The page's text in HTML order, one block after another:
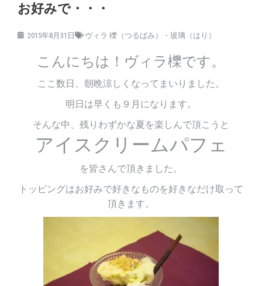
お好みで・・・
2015年8月31日 ヴィラ 櫟（つるばみ）・玻璃（はり）
こんにちは！ヴィラ櫟です。
ここ数日、朝晩涼しくなってまいりました。
明日は早くも９月になります。
そんな中、残りわずかな夏を楽しんで頂こうと
アイスクリームパフェ
を皆さんで頂きました。
トッピングはお好みで好きなものを好きなだけ取って
頂きます。